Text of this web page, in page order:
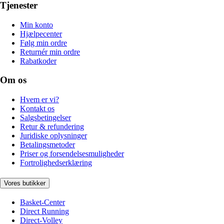
Tjenester
Min konto
Hjælpecenter
Følg min ordre
Returnér min ordre
Rabatkoder
Om os
Hvem er vi?
Kontakt os
Salgsbetingelser
Retur & refundering
Juridiske oplysninger
Betalingsmetoder
Priser og forsendelsesmuligheder
Fortrolighedserklæring
Vores butikker
Basket-Center
Direct Running
Direct-Volley